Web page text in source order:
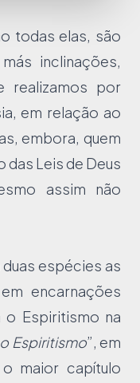
todas elas, são
inclinações,
realizamos por
em relação ao
embora, quem
Leis de Deus
assim não
espécies as
encarnações
o Espiritismo na
Espiritismo”, em
maior capítulo